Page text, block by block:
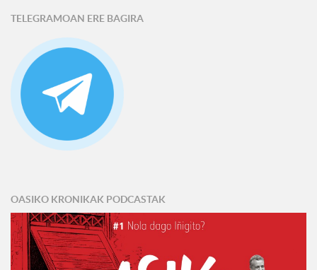
TELEGRAMOAN ERE BAGIRA
OASIKO KRONIKAK PODCASTAK